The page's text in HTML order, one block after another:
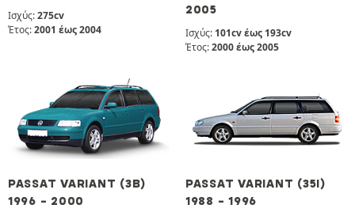
Ισχύς:275cv
Έτος:2001 έως 2004
2005
Ισχύς: 101cv έως 193cv
Έτος:2000 έως 2005
PASSAT VARIANT (3B)
1996 - 2000
PASSAT VARIANT (35I)
1988 - 1996